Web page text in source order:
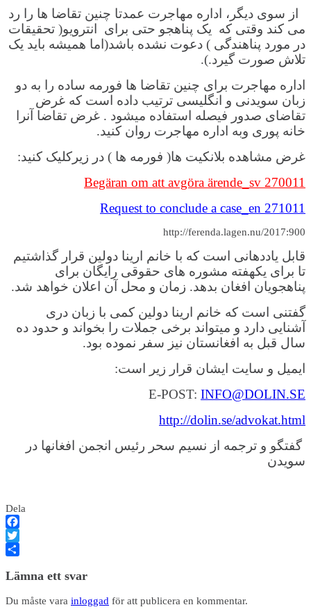
از سوی دیگر، اداره مهاجرت عمدتا چنین تقاضا ها را رد
می کند وقتی که یک پناهجو حتی برای انترویو( تحقیقات
در مورد پناهندگی ) دعوت نشده باشد(اما همیشه باید یک
تلاش صورت گیرد.).
اداره مهاجرت برای چنین تقاضا ها فورمه ساده را به دو
زبان سویدنی و انگلیسی ترتیب داده است که غرض
تقاضای صدور فیصله استفاده میشود . غرض تقاضا آنرا
خانه پوری وبه اداره مهاجرت روان کنید.
غرض مشاهده بلانکیت ها( فورمه ها ) در زیرکلیک کنید:
270011 Begäran om att avgöra ärende_sv
271011 Request to conclude a case_en
http://ferenda.lagen.nu/2017:900
قابل یاددهانی است که با خانم ارینا دولین قرار گذاشتیم
تا برای یکهفته مشوره های حقوقی رایگان برای
پناهجویان افغان بدهد. زمان و محل آن اعلان خواهد شد.
گفتنی است که خانم ارینا دولین کمی با زبان دری
آشنایی دارد و میتواند برخی جملات را بخواند و حدود ده
سال قبل به افغانستان نیز سفر نموده بود.
ایمیل و سایت ایشان قرار زیر است:
E-POST: INFO@DOLIN.SE
http://dolin.se/advokat.html
گفتگو و ترجمه از نسیم سحر رئیس انجمن افغانها در
سویدن
Dela
Facebook
Twitter
Lämna ett svar
Du måste vara inloggad för att publicera en kommentar.